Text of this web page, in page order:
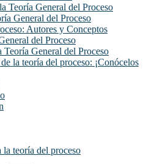
Teoría General del Proceso
General del Proceso
Autores y Conceptos
del Proceso
Teoría General del Proceso
la teoría del proceso: ¡Conócelos
la teoría del proceso